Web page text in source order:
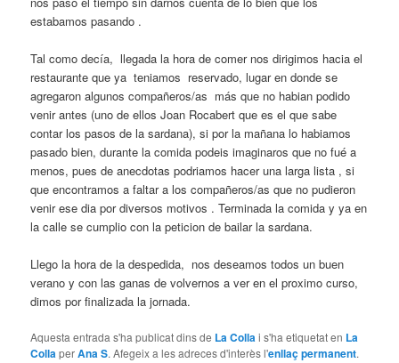
estabamos pasando .
Tal como decía, llegada la hora de comer nos dirigimos hacia el
restaurante que ya teniamos reservado, lugar en donde se
agregaron algunos compañeros/as más que no habian podido
venir antes (uno de ellos Joan Rocabert que es el que sabe
contar los pasos de la sardana), si por la mañana lo habiamos
pasado bien, durante la comida podeis imaginaros que no fué a
menos, pues de anecdotas podriamos hacer una larga lista , si
que encontramos a faltar a los compañeros/as que no pudieron
venir ese dia por diversos motivos . Terminada la comida y ya en
la calle se cumplio con la peticion de bailar la sardana.
Llego la hora de la despedida, nos deseamos todos un buen
verano y con las ganas de volvernos a ver en el proximo curso,
dimos por finalizada la jornada.
Aquesta entrada s'ha publicat dins de La Collai s'ha etiquetat en La
CollaperAna S. Afegeix a les adreces d'interès l'enllaç permanent.